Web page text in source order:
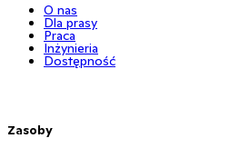
O nas
Dla prasy
Praca
Inżynieria
Dostępność
Zasoby